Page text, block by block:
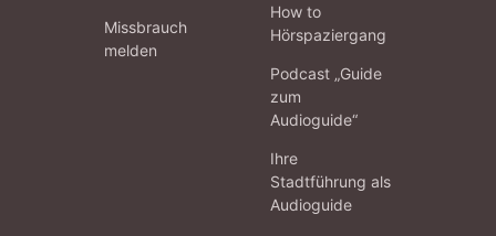
Missbrauch
melden
How to
Hörspaziergang
Podcast „Guide
zum
Audioguide“
Ihre
Stadtführung als
Audioguide